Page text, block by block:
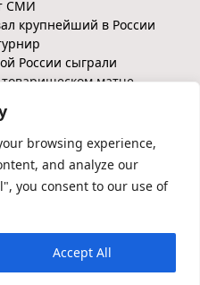
browsing experience,
and analyze our
you consent to our use of
Accept All
СМИ
крупнейший в России
России сыграли
матче
Theme. Powered by
CA WP Themes